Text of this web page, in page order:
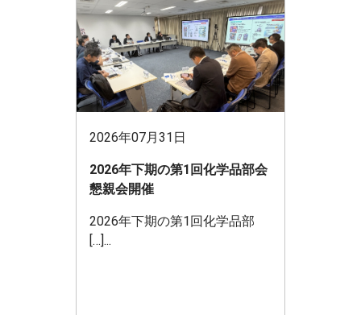
2026年07月31日
2026年下期の第1回化学品部会
懇親会開催
2026年下期の第1回化学品部
[…]...